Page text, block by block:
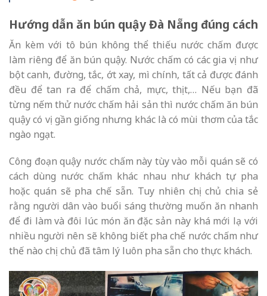
Hướng dẫn ăn bún quậy Đà Nẵng đúng cách
Ăn kèm với tô bún không thể thiếu nước chấm được
làm riêng để ăn bún quậy. Nước chấm có các gia vị như
bột canh, đường, tắc, ớt xay, mì chính, tất cả được đánh
đều để tan ra để chấm chả, mực, thịt,… Nếu bạn đã
từng nếm thử nước chấm hải sản thì nước chấm ăn bún
quậy có vị gần giống nhưng khác là có mùi thơm của tắc
ngào ngạt.
Công đoạn quậy nước chấm này tùy vào mỗi quán sẽ có
cách dùng nước chấm khác nhau như khách tự pha
hoặc quán sẽ pha chế sẵn. Tuy nhiên chị chủ chia sẻ
rằng người dân vào buổi sáng thường muốn ăn nhanh
để đi làm và đôi lúc món ăn đặc sản này khá mới lạ với
nhiều người nên sẽ không biết pha chế nước chấm như
thế nào chị chủ đã tâm lý luôn pha sẵn cho thực khách.